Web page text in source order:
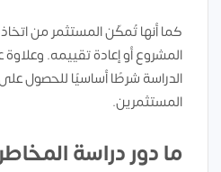
كما أنها تُمكّن المستثمر من
المشروع أو إعادة تقييمه.
الدراسة شرطًا أساسيًا للحصول
المستثمرين.
ما دور دراسة